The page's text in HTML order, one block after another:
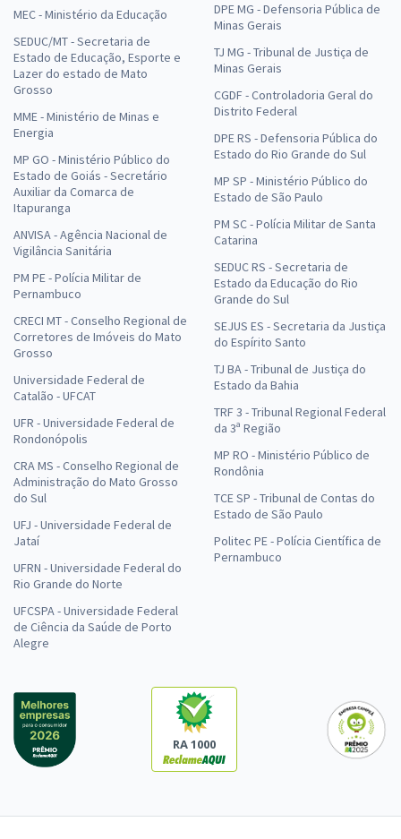
MEC - Ministério da Educação
SEDUC/MT - Secretaria de
Estado de Educação, Esporte e
Lazer do estado de Mato
Grosso
MME - Ministério de Minas e
Energia
MP GO - Ministério Público do
Estado de Goiás - Secretário
Auxiliar da Comarca de
Itapuranga
ANVISA - Agência Nacional de
Vigilância Sanitária
PM PE - Polícia Militar de
Pernambuco
CRECI MT - Conselho Regional de
Corretores de Imóveis do Mato
Grosso
Universidade Federal de
Catalão - UFCAT
UFR - Universidade Federal de
Rondonópolis
CRA MS - Conselho Regional de
Administração do Mato Grosso
do Sul
UFJ - Universidade Federal de
Jataí
UFRN - Universidade Federal do
Rio Grande do Norte
UFCSPA - Universidade Federal
de Ciência da Saúde de Porto
Alegre
DPE MG - Defensoria Pública de
Minas Gerais
TJ MG - Tribunal de Justiça de
Minas Gerais
CGDF - Controladoria Geral do
Distrito Federal
DPE RS - Defensoria Pública do
Estado do Rio Grande do Sul
MP SP - Ministério Público do
Estado de São Paulo
PM SC - Polícia Militar de Santa
Catarina
SEDUC RS - Secretaria de
Estado da Educação do Rio
Grande do Sul
SEJUS ES - Secretaria da Justiça
do Espírito Santo
TJ BA - Tribunal de Justiça do
Estado da Bahia
TRF 3 - Tribunal Regional Federal
da 3ª Região
MP RO - Ministério Público de
Rondônia
TCE SP - Tribunal de Contas do
Estado de São Paulo
Politec PE - Polícia Científica de
Pernambuco
RA 1000